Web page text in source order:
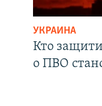
УКРАИНА
Кто
о ПВО